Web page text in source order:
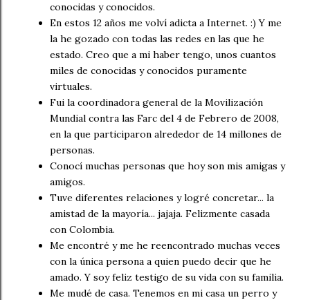
conocidas y conocidos.
En estos 12 años me volví adicta a Internet. :) Y me
la he gozado con todas las redes en las que he
estado. Creo que a mi haber tengo, unos cuantos
miles de conocidas y conocidos puramente
virtuales.
Fui la coordinadora general de la Movilización
Mundial contra las Farc del 4 de Febrero de 2008,
en la que participaron alrededor de 14 millones de
personas.
Conocí muchas personas que hoy son mis amigas y
amigos.
Tuve diferentes relaciones y logré concretar... la
amistad de la mayoría... jajaja. Felizmente casada
con Colombia.
Me encontré y me he reencontrado muchas veces
con la única persona a quien puedo decir que he
amado. Y soy feliz testigo de su vida con su familia.
Me mudé de casa. Tenemos en mi casa un perro y